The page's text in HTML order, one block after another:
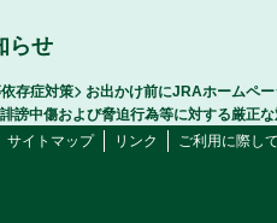
らせ
存症対策
お出かけ前にJRAホームペ
謗中傷および脅迫行為等に対する厳正
サイトマップ リンク ご利用に際し